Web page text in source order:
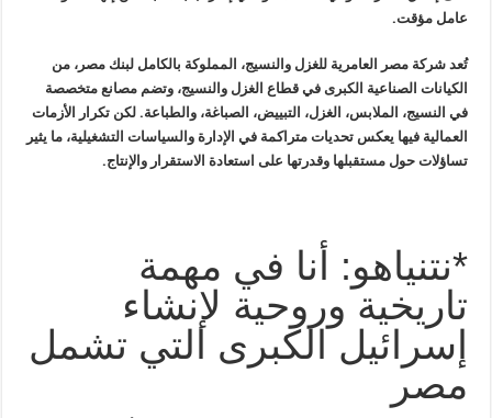
عامل مؤقت.
تُعد شركة مصر العامرية للغزل والنسيج، المملوكة بالكامل لبنك مصر، من
الكيانات الصناعية الكبرى في قطاع الغزل والنسيج، وتضم مصانع متخصصة
في النسيج، الملابس، الغزل، التبييض، الصباغة، والطباعة. لكن تكرار الأزمات
العمالية فيها يعكس تحديات متراكمة في الإدارة والسياسات التشغيلية، ما يثير
تساؤلات حول مستقبلها وقدرتها على استعادة الاستقرار والإنتاج.
*نتنياهو: أنا في مهمة
تاريخية وروحية لإنشاء
إسرائيل الكبرى التي تشمل
مصر